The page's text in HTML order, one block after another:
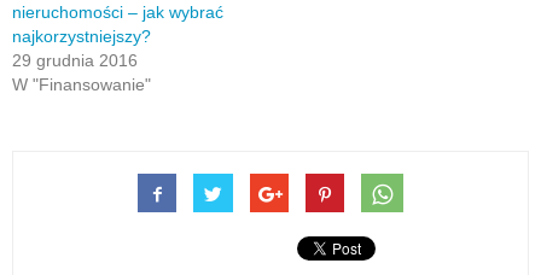
nieruchomości – jak wybrać
najkorzystniejszy?
29 grudnia 2016
W "Finansowanie"